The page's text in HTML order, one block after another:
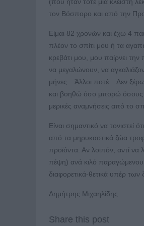
(που ήταν τότε μια κλειστή
τον Βόσπορο και από την
Είμαι 82 χρονών και έχω 4
πλέον το σπίτι μου ή τα
κρεβάτι μου, μου παίρνει
να μεγαλώνουν, να
μήνες... Άλλοι ποτέ... Δεν
και βοηθώ όσο μπορώ όσους
μερικές αναμνήσεις από το
Είναι σημαντικό να
από τα μηρυκαστικά ζώα
προϊόντα. Αν λοιπόν, αντί
πέψη) ανά κιλό παραγώμενου
διαφορετικά-θετικά υπέρ
Δημήτρης Μιχαηλίδης
Share this post